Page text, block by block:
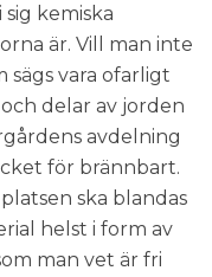
kemiska
är. Vill man inte
sägs vara ofarligt
delar av jorden
avdelning
för brännbart.
ska blandas
helst i form av
man vet är fri